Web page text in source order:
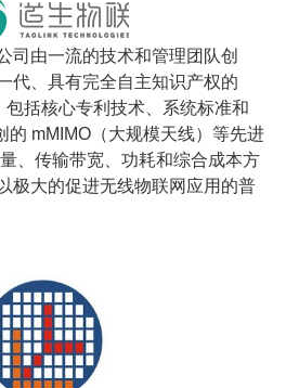
司由一流的技术和管理团队创
代、具有完全自主知识产权的
包括核心专利技术、系统标准和
的 mMIMO（大规模天线）等先进
、传输带宽、功耗和综合成本方
极大的促进无线物联网应用的普